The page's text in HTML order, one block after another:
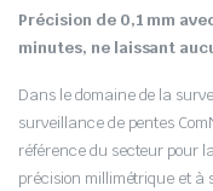
Précision de 0,1 mm
minutes, ne laissant
Dans le domaine de la
surveillance de pentes
référence du secteur pour
précision millimétrique et à